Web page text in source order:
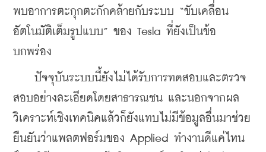
พบอาการตะกุกตะกักคล้ายกับระบบ “ขับเคลื่อน
อัตโนมัติเต็มรูปแบบ” ของ Tesla ที่ยังเป็นข้อ
บกพร่อง
ปัจจุบันระบบนี้ยังไม่ได้รับการทดสอบและตรวจ
สอบอย่างละเอียดโดยสาธารณชน และนอกจากผล
วิเคราะห์เชิงเทคนิคแล้วก็ยังแทบไม่มีข้อมูลอื่นมาช่วย
ยืนยันว่าแพลตฟอร์มของ Applied ทำงานดีแค่ไหน